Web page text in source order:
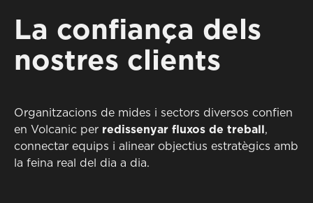
La confiança dels
nostres clients
Organitzacions de mides i sectors diversos confien
en Volcanic per redissenyar fluxos de treball ,
connectar equips i alinear objectius estratègics amb
la feina real del dia a dia.